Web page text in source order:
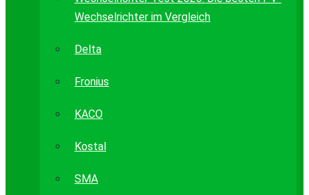
Wechselrichter im Vergleich
Delta
Fronius
KACO
Kostal
SMA